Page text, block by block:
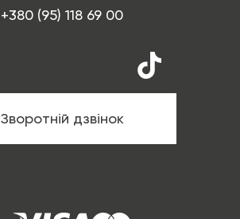
+380 (95) 118 69 00
Зворотній дзвінок